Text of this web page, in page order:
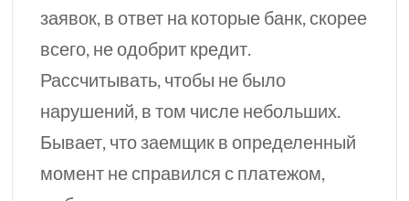
заявок, в ответ на которые банк, скорее
всего, не одобрит кредит.
Рассчитывать, чтобы не было
нарушений, в том числе небольших.
Бывает, что заемщик в определенный
момент не справился с платежом,